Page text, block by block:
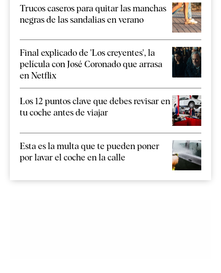
Trucos caseros para quitar las manchas
negras de las sandalias en verano
Final explicado de 'Los creyentes', la
película con José Coronado que arrasa
en Netflix
Los 12 puntos clave que debes revisar en
tu coche antes de viajar
Esta es la multa que te pueden poner
por lavar el coche en la calle